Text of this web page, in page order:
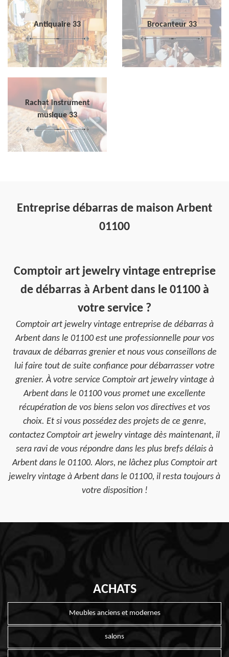
Antiquaire 33 Brocanteur 33
Rachat instrument
musique 33
Entreprise débarras de maison Arbent
01100
Comptoir art jewelry vintage entreprise
de débarras à Arbent dans le 01100 à
votre service ?
Comptoir art jewelry vintage entreprise de débarras à
Arbent dans le 01100 est une professionnelle pour vos
travaux de débarras grenier et nous vous conseillons de
lui faire tout de suite confiance pour débarrasser votre
grenier. À votre service Comptoir art jewelry vintage à
Arbent dans le 01100 vous promet une excellente
récupération de vos biens selon vos directives et vos
choix. Et si vous possédez des projets de ce genre,
contactez Comptoir art jewelry vintage dès maintenant, il
sera ravi de vous répondre dans les plus brefs délais à
Arbent dans le 01100. Alors, ne lâchez plus Comptoir art
jewelry vintage à Arbent dans le 01100, il resta toujours à
votre disposition !
ACHATS
Meubles anciens et modernes
salons